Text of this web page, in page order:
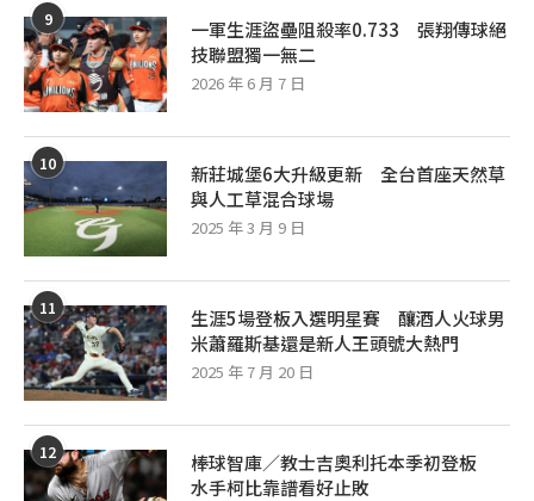
9
一軍生涯盜壘阻殺率0.733 張翔傳球絕
技聯盟獨一無二
2026 年 6 月 7 日
10
新莊城堡6大升級更新 全台首座天然草
與人工草混合球場
2025 年 3 月 9 日
11
生涯5場登板入選明星賽 釀酒人火球男
米蕭羅斯基還是新人王頭號大熱門
2025 年 7 月 20 日
12
棒球智庫／教士吉奧利托本季初登板
水手柯比靠譜看好止敗